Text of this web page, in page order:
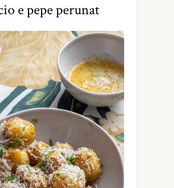
e pepe perunat